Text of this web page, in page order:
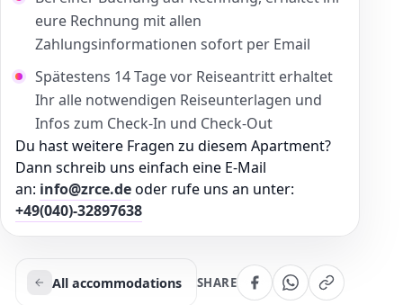
eure Rechnung mit allen
Zahlungsinformationen sofort per Email
Spätestens 14 Tage vor Reiseantritt erhaltet
Ihr alle notwendigen Reiseunterlagen und
Infos zum Check-In und Check-Out
Du hast weitere Fragen zu diesem Apartment?
Dann schreib uns einfach eine E-Mail
an: info@zrce.deoder rufe uns an unter:
+49(040)-32897638
All accommodations SHARE